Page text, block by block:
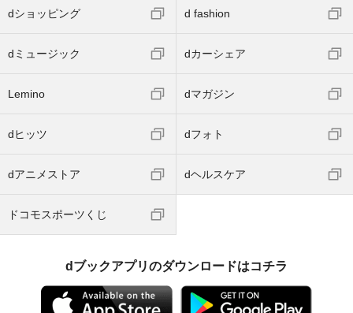
dショッピング d fashion
dミュージック dカーシェア
Lemino dマガジン
dヒッツ dフォト
dアニメストア dヘルスケア
ドコモスポーツくじ
dブックアプリのダウンロードはコチラ